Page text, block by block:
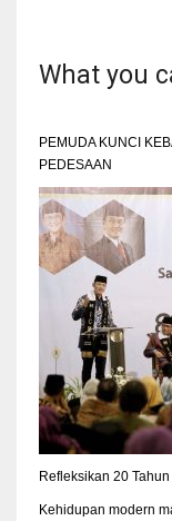
What you
PEMUDA KUNCI
PEDESAAN
Refleksikan 20
Kehidupan modern